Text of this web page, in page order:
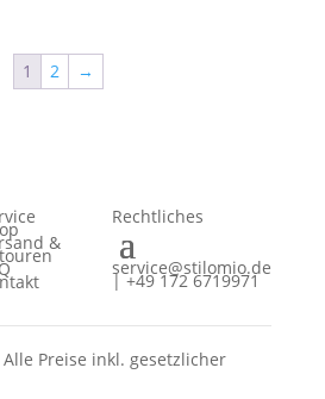
1 2 →
&
Rechtliches
service@stilomio.de
| +49 172 6719971
Preise inkl. gesetzlicher